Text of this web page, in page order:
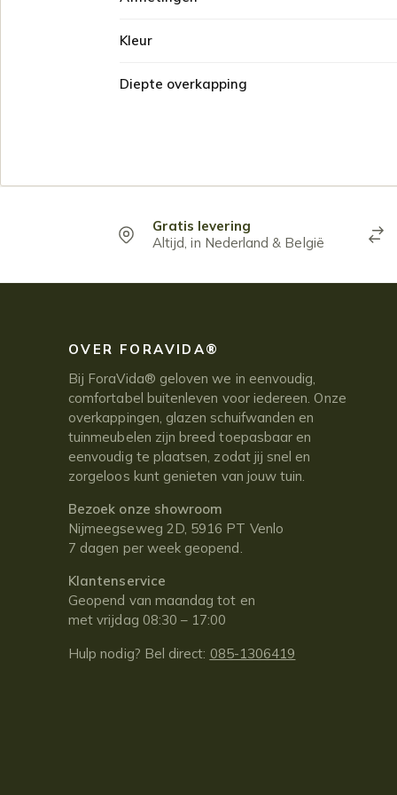
Kleur
Diepte overkapping
Gratis levering
Altijd, in Nederland & België
OVER FORAVIDA®
Bij ForaVida® geloven we in eenvoudig,
comfortabel buitenleven voor iedereen. Onze
overkappingen, glazen schuifwanden en
tuinmeubelen zijn breed toepasbaar en
eenvoudig te plaatsen, zodat jij snel en
zorgeloos kunt genieten van jouw tuin.
Bezoek onze showroom
Nijmeegseweg 2D, 5916 PT Venlo
7 dagen per week geopend.
Klantenservice
Geopend van maandag tot en
met vrijdag 08:30 – 17:00
Hulp nodig? Bel direct: 085-1306419